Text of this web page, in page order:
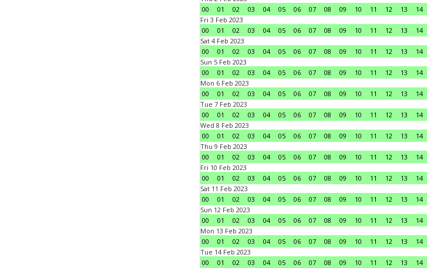
00
01 02 03 04 05 06 07 08 09 10 11 12 13 14
Fri 3 Feb 2023
00
01 02 03 04 05 06 07 08 09 10 11 12 13 14
Sat 4 Feb 2023
00
01 02 03 04 05 06 07 08 09 10 11 12 13 14
Sun 5 Feb 2023
00
01 02 03 04 05 06 07 08 09 10 11 12 13 14
Mon 6 Feb 2023
00
01 02 03 04 05 06 07 08 09 10 11 12 13 14
Tue 7 Feb 2023
00
01 02 03 04 05 06 07 08 09 10 11 12 13 14
Wed 8 Feb 2023
00
01 02 03 04 05 06 07 08 09 10 11 12 13 14
Thu 9 Feb 2023
00
01 02 03 04 05 06 07 08 09 10 11 12 13 14
Fri 10 Feb 2023
00
01 02 03 04 05 06 07 08 09 10 11 12 13 14
Sat 11 Feb 2023
00
01 02 03 04 05 06 07 08 09 10 11 12 13 14
Sun 12 Feb 2023
00
01 02 03 04 05 06 07 08 09 10 11 12 13 14
Mon 13 Feb 2023
00
01 02 03 04 05 06 07 08 09 10 11 12 13 14
Tue 14 Feb 2023
00
01 02 03 04 05 06 07 08 09 10 11 12 13 14